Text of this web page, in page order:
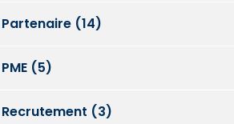
Partenaire(14)
PME(5)
Recrutement (3)